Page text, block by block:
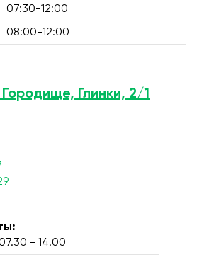
07:30-12:00
08:00-12:00
Глинки, 2/1
- 14.00